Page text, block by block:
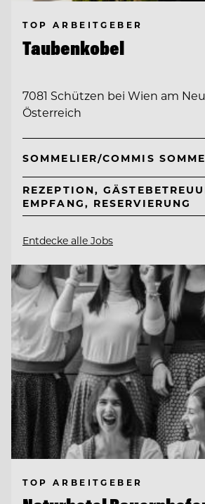
TOP ARBEITGEBER
Taubenkobel
7081 Schützen bei Wien am
Österreich
SOMMELIER/COMMIS
REZEPTION,
EMPFANG, RESERVIERUNG
Entdecke alle Jobs
TOP ARBEITGEBER